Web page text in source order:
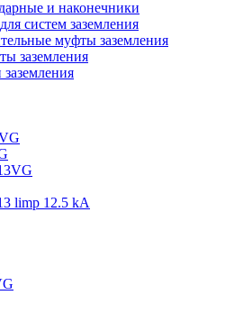
и наконечники
систем заземления
муфты заземления
заземления
limp 12.5 kA